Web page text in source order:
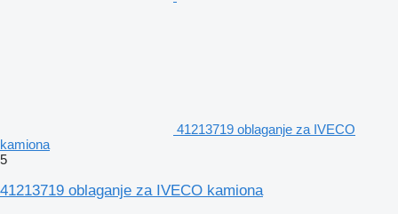
41213719 oblaganje za IVECO
kamiona
5
41213719 oblaganje za IVECO kamiona